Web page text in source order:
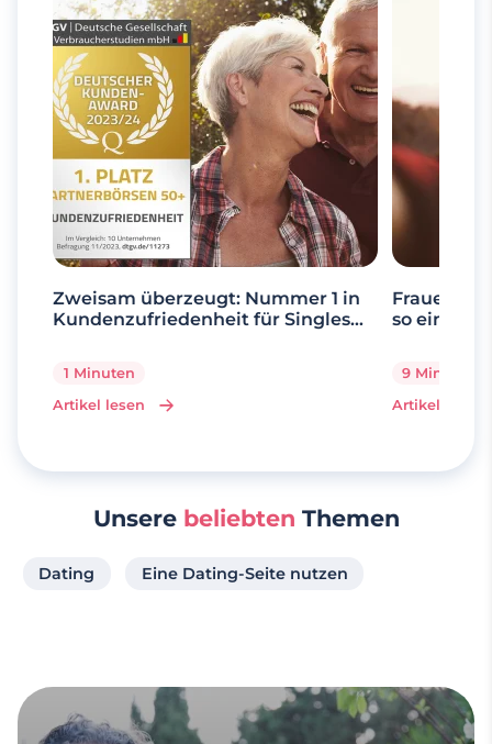
Zweisam überzeugt: Nummer 1 in
Kundenzufriedenheit für Singles
1 Minuten
Artikel lesen
Frauen ab
so einfach
9 Minuten
Artikel lesen
Unsere beliebten Themen
Dating Eine Dating-Seite nutzen